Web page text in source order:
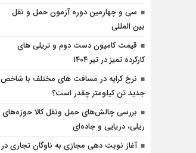
سی و چهارمین دوره آزمون حمل و نقل
بین المللی
قیمت کامیون دست دوم و تریلی‌ های
کارکرده تمیز در تیر ۱۴۰۴
نرخ کرایه در مسافت‌ های مختلف با شاخص
جدید تن کیلومتر چقدر است؟
بررسی چالش‌های حمل ونقل کالا حوزه‌های
ریلی، دریایی و جاده‌ای
آغاز نوبت دهی مجازی به ناوگان تجاری در